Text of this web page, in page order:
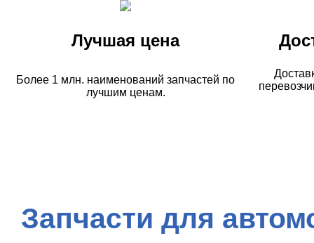
Лучшая цена
Более 1 млн. наименований запчастей по
лучшим ценам.
Запчасти для